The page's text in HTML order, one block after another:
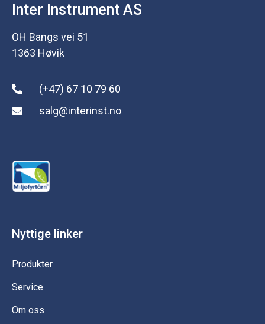
Inter Instrument AS
OH Bangs vei 51
1363 Høvik
(+47) 67 10 79 60
salg@interinst.no
Nyttige linker
Produkter
Service
Om oss